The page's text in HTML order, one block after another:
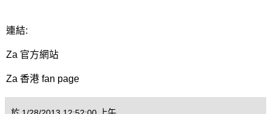
連結:
Za 官方網站
Za 香港 fan page